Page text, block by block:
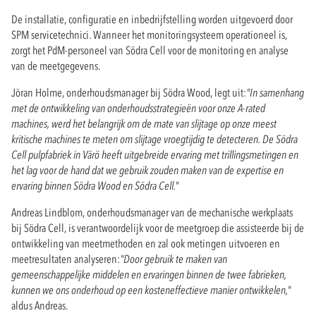
De installatie, configuratie en inbedrijfstelling worden uitgevoerd door
SPM servicetechnici. Wanneer het monitoringsysteem operationeel is,
zorgt het PdM-personeel van Södra Cell voor de monitoring en analyse
van de meetgegevens.
Jöran Holme, onderhoudsmanager bij Södra Wood, legt uit:"In samenhang
met de ontwikkeling van onderhoudsstrategieën voor onze A-rated
machines, werd het belangrijk om de mate van slijtage op onze meest
kritische machines te meten om slijtage vroegtijdig te detecteren. De Södra
Cell pulpfabriek in Värö heeft uitgebreide ervaring met trillingsmetingen en
het lag voor de hand dat we gebruik zouden maken van de expertise en
ervaring binnen Södra Wood en Södra Cell."
Andreas Lindblom, onderhoudsmanager van de mechanische werkplaats
bij Södra Cell, is verantwoordelijk voor de meetgroep die assisteerde bij de
ontwikkeling van meetmethoden en zal ook metingen uitvoeren en
meetresultaten analyseren:"Door gebruik te maken van
gemeenschappelijke middelen en ervaringen binnen de twee fabrieken,
kunnen we ons onderhoud op een kosteneffectieve manier ontwikkelen,"
aldus Andreas.